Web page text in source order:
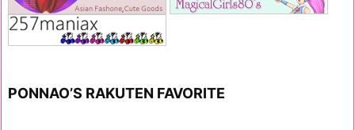
PONNAO’S RAKUTEN FAVORITE